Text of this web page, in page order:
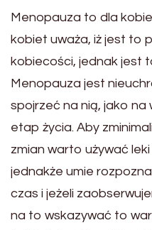
Menopauza to dla
kobiet uważa, iż jest to
kobiecości, jednak jest
Menopauza jest
spojrzeć na nią, jako na
etap życia. Aby
zmian warto używać
jednakże umie
czas i jeżeli
na to wskazywać to